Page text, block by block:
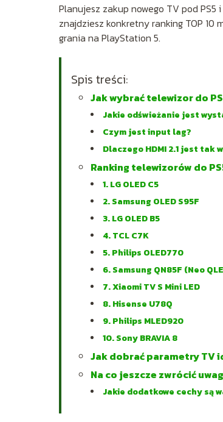
Planujesz zakup nowego TV pod PS5
znajdziesz konkretny ranking TOP 10
grania na PlayStation 5.
Spis treści:
Jak wybrać telewizor do
Jakie odświeżanie jest
Czym jest input lag?
Dlaczego HDMI 2.1 jest tak
Ranking telewizorów do
1. LG OLED C5
2. Samsung OLED S95F
3. LG OLED B5
4. TCL C7K
5. Philips OLED770
6. Samsung QN85F (Neo
7. Xiaomi TV S Mini LED
8. Hisense U78Q
9. Philips MLED920
10. Sony BRAVIA 8
Jak dobrać parametry TV
Na co jeszcze zwrócić
Jakie dodatkowe cechy są